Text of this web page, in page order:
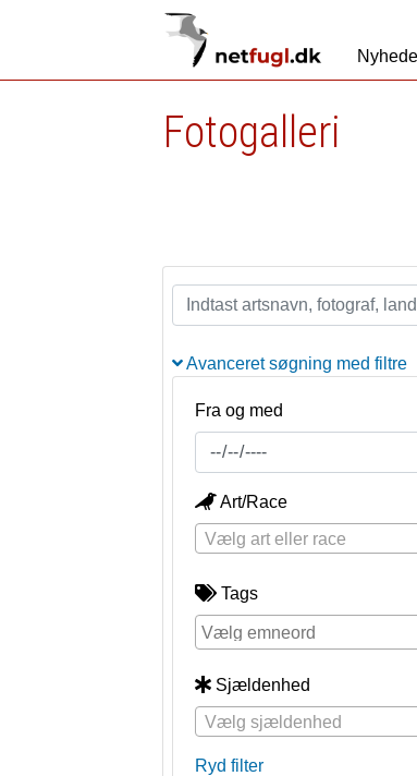
Fotogalleri
Avanceret søgning med filtre
Fra og med
Art/Race
Vælg art eller race
Tags
Sjældenhed
Vælg sjældenhed
Ryd filter